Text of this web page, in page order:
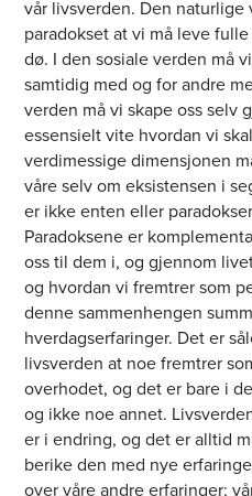
vår livsverden. Den
paradokset at vi må leve
dø. I den sosiale verden må
samtidig med og for andre
verden må vi skape oss selv
essensielt vite hvordan vi
verdimessige dimensjonen
våre selv om eksistensen i
er ikke enten eller
Paradoksene er
oss til dem i, og gjennom
og hvordan vi fremtrer som
denne sammenhengen
hverdagserfaringer. Det er
livsverden at noe fremtrer
overhodet, og det er bare i
og ikke noe annet.
er i endring, og det er alltid
berike den med nye
over våre andre erfaringer;